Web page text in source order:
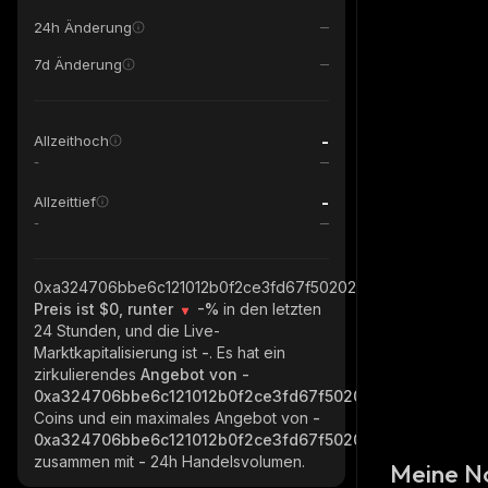
24h Änderung
7d Änderung
Allzeithoch -
-
Allzeittief -
-
0xa324706bbe6c121012b0f2ce3fd67f50202cc477_robinhood
Preis ist $0, runter
-% in den letzten
24 Stunden, und die Live-
Marktkapitalisierung ist -. Es hat ein
zirkulierendes Angebot von -
Coins und ein maximales Angebot von -
zusammen mit - 24h Handelsvolumen. Meine